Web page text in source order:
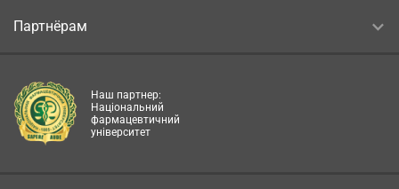
Партнёрам
Наш партнер:
Національний
фармацевтичний
університет